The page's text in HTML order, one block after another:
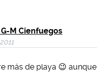
M Cienfuegos
más de playa 😉 aunque